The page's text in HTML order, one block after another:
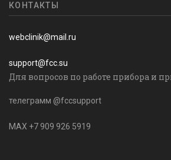
КОНТАКТЫ
webclinik@mail.ru
support@fcc.su
Для вопросов по работе прибора и
телеграмм @fccsupport
MAX +7 909 926 5919